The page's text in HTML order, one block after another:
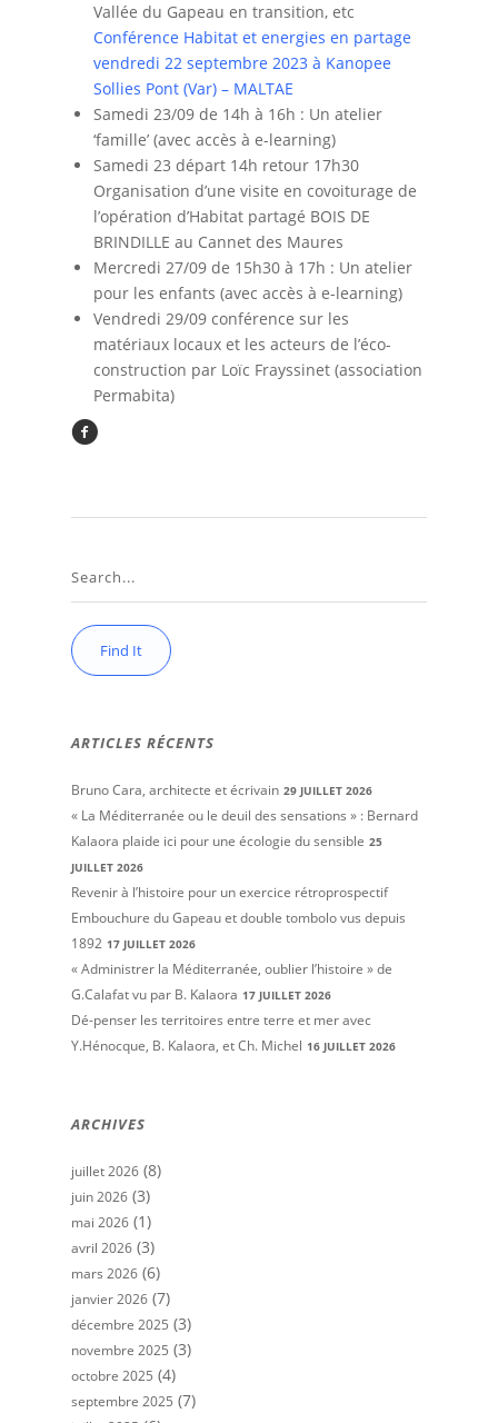
Vallée du Gapeau en transition, etc
Conférence Habitat et energies en partage
vendredi 22 septembre 2023 à Kanopee
Sollies Pont (Var) – MALTAE
Samedi 23/09 de 14h à 16h : Un atelier
‘famille’ (avec accès à e-learning)
Samedi 23 départ 14h retour 17h30
Organisation d’une visite en covoiturage de
l’opération d’Habitat partagé BOIS DE
BRINDILLE au Cannet des Maures
Mercredi 27/09 de 15h30 à 17h : Un atelier
pour les enfants (avec accès à e-learning)
Vendredi 29/09 conférence sur les
matériaux locaux et les acteurs de l’éco-
construction par Loïc Frayssinet (association
Permabita)
ARTICLES RÉCENTS
Bruno Cara, architecte et écrivain 29 JUILLET 2026
« La Méditerranée ou le deuil des sensations » : Bernard
Kalaora plaide ici pour une écologie du sensible 25
JUILLET 2026
Revenir à l’histoire pour un exercice rétroprospectif
Embouchure du Gapeau et double tombolo vus depuis
1892 17 JUILLET 2026
« Administrer la Méditerranée, oublier l’histoire » de
G.Calafat vu par B. Kalaora 17 JUILLET 2026
Dé-penser les territoires entre terre et mer avec
Y.Hénocque, B. Kalaora, et Ch. Michel 16 JUILLET 2026
ARCHIVES
juillet 2026 (8)
juin 2026 (3)
mai 2026 (1)
avril 2026 (3)
mars 2026 (6)
janvier 2026 (7)
décembre 2025 (3)
novembre 2025 (3)
octobre 2025 (4)
septembre 2025 (7)